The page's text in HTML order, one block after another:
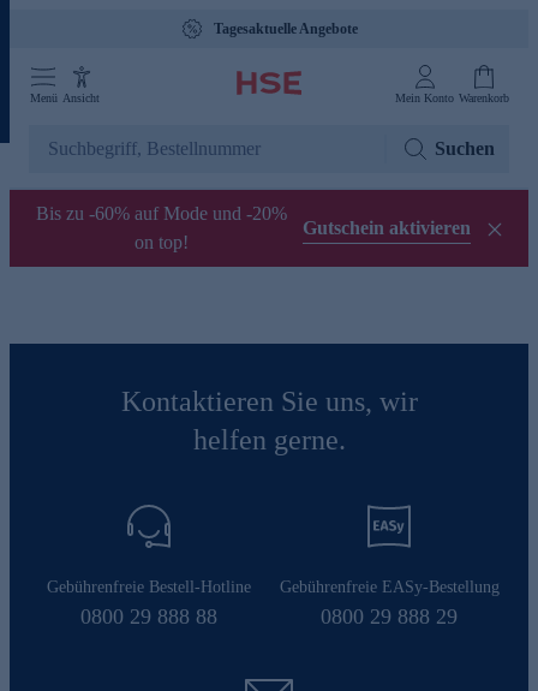
Tagesaktuelle Angebote
Menü Ansicht Mein Konto Warenkorb
Suchen
Bis zu -60% auf Mode und -20%
on top!
Gutschein aktivieren
Kontaktieren Sie uns, wir
helfen gerne.
Gebührenfreie Bestell-Hotline
0800 29 888 88
Gebührenfreie EASy-Bestellung
0800 29 888 29